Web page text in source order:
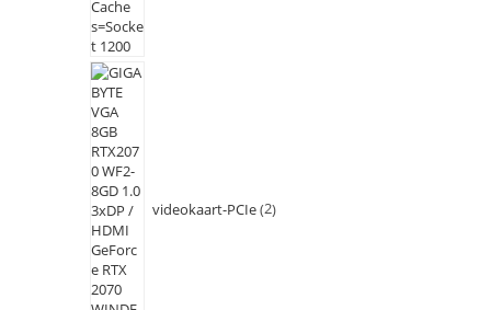
videokaart-PCIe 2